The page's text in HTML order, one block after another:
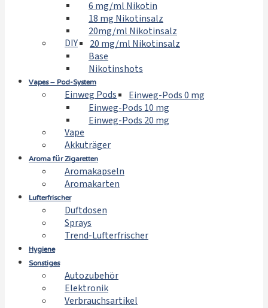
6 mg/ml Nikotin
18 mg Nikotinsalz
20mg/ml Nikotinsalz
DIY
20 mg/ml Nikotinsalz
Base
Nikotinshots
Vapes – Pod-System
Einweg Pods
Einweg-Pods 0 mg
Einweg-Pods 10 mg
Einweg-Pods 20 mg
Vape
Akkuträger
Aroma für Zigaretten
Aromakapseln
Aromakarten
Lufterfrischer
Duftdosen
Sprays
Trend-Lufterfrischer
Hygiene
Sonstiges
Autozubehör
Elektronik
Verbrauchsartikel